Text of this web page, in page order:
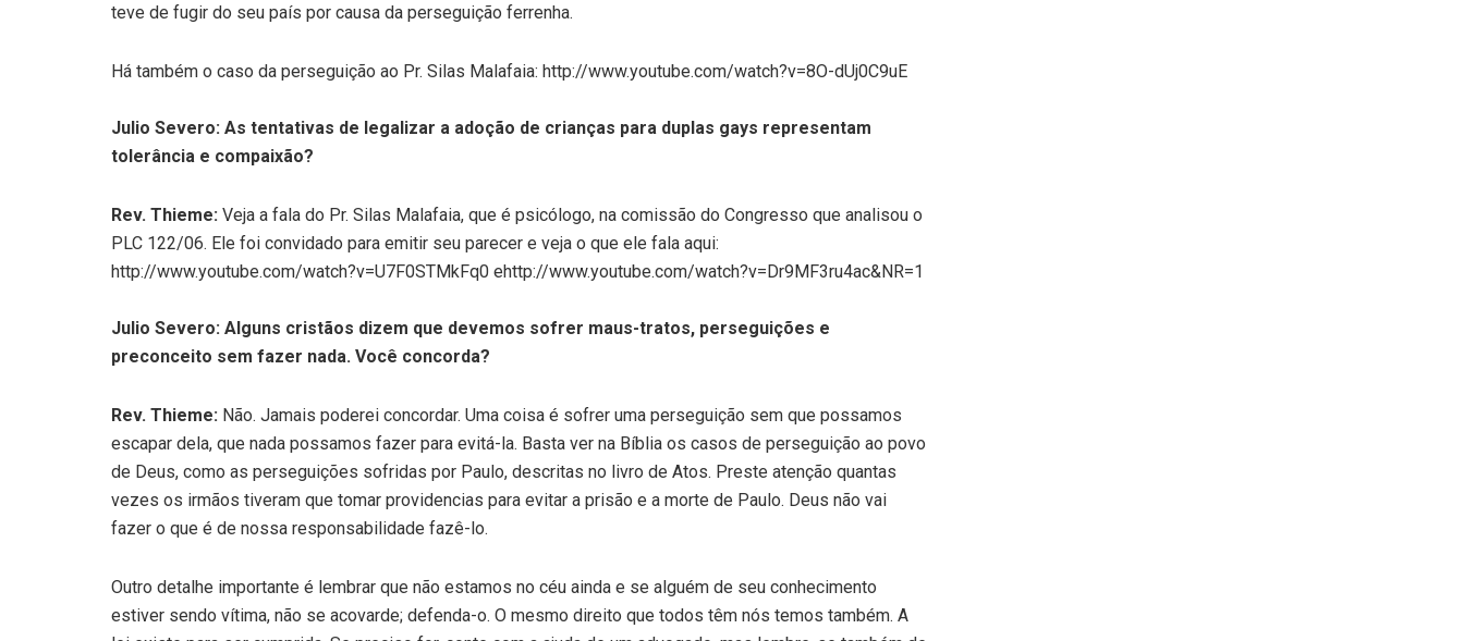
teve de fugir do seu país por causa da perseguição ferrenha.
Há também o caso da perseguição ao Pr. Silas Malafaia: http://www.youtube.com/watch?v=8O-dUj0C9uE
Julio Severo: As tentativas de legalizar a adoção de crianças para duplas gays representam
tolerância e compaixão?
Rev. Thieme: Veja a fala do Pr. Silas Malafaia, que é psicólogo, na comissão do Congresso que analisou o
PLC 122/06. Ele foi convidado para emitir seu parecer e veja o que ele fala aqui:
http://www.youtube.com/watch?v=U7F0STMkFq0 ehttp://www.youtube.com/watch?v=Dr9MF3ru4ac&NR=1
Julio Severo: Alguns cristãos dizem que devemos sofrer maus-tratos, perseguições e
preconceito sem fazer nada. Você concorda?
Rev. Thieme: Não. Jamais poderei concordar. Uma coisa é sofrer uma perseguição sem que possamos
escapar dela, que nada possamos fazer para evitá-la. Basta ver na Bíblia os casos de perseguição ao povo
de Deus, como as perseguições sofridas por Paulo, descritas no livro de Atos. Preste atenção quantas
vezes os irmãos tiveram que tomar providencias para evitar a prisão e a morte de Paulo. Deus não vai
fazer o que é de nossa responsabilidade fazê-lo.
Outro detalhe importante é lembrar que não estamos no céu ainda e se alguém de seu conhecimento
estiver sendo vítima, não se acovarde; defenda-o. O mesmo direito que todos têm nós temos também. A